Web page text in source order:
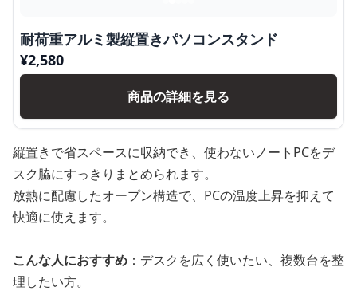
耐荷重アルミ製縦置きパソコンスタンド
¥2,580
商品の詳細を見る
縦置きで省スペースに収納でき、使わないノートPCをデ
スク脇にすっきりまとめられます。
放熱に配慮したオープン構造で、PCの温度上昇を抑えて
快適に使えます。
こんな人におすすめ ：デスクを広く使いたい、複数台を整
理したい方。